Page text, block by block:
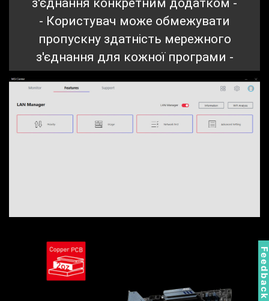
з'єднання конкретним додатком -
- Користувач може обмежувати
пропускну здатність мережного
з'єднання для кожної програми -